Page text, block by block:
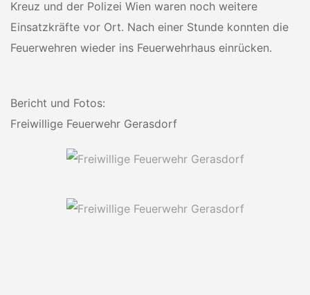
Kreuz und der Polizei Wien waren noch weitere
Einsatzkräfte vor Ort. Nach einer Stunde konnten die
Feuerwehren wieder ins Feuerwehrhaus einrücken.
Bericht und Fotos:
Freiwillige Feuerwehr Gerasdorf